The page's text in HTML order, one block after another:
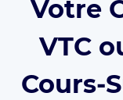
Votre
VTC
Cours-